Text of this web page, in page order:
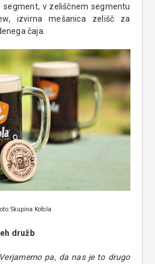
v zeliščnem segmentu
izvirna mešanica zelišč za
čaja.
Skupina Kofola
družb
pa, da nas je to drugo